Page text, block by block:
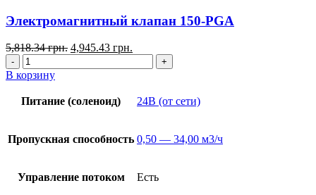
Электромагнитный клапан 150-PGA
5,818.34грн. 4,945.43 грн.
В корзину
Питание (соленоид) 24В (от сети)
Пропускная способность 0,50 — 34,00 м3/ч
Управление потоком Есть